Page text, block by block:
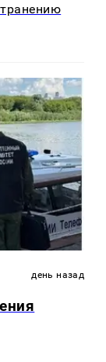
день назад